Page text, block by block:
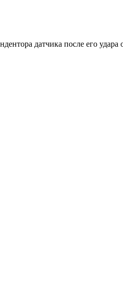
датчика после его